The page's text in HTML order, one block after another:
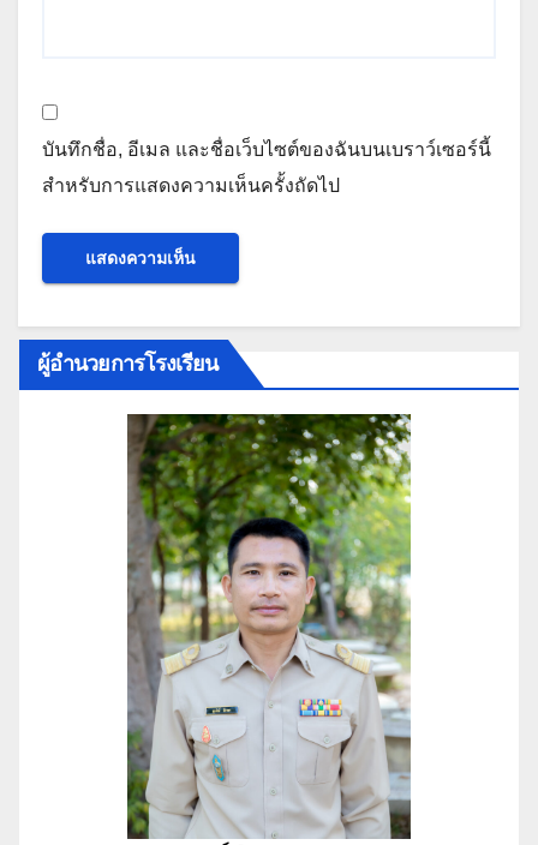
บันทึกชื่อ, อีเมล และชื่อเว็บไซต์ของฉันบนเบราว์เซอร์นี้
สำหรับการแสดงความเห็นครั้งถัดไป
ผู้อำนวยการโรงเรียน